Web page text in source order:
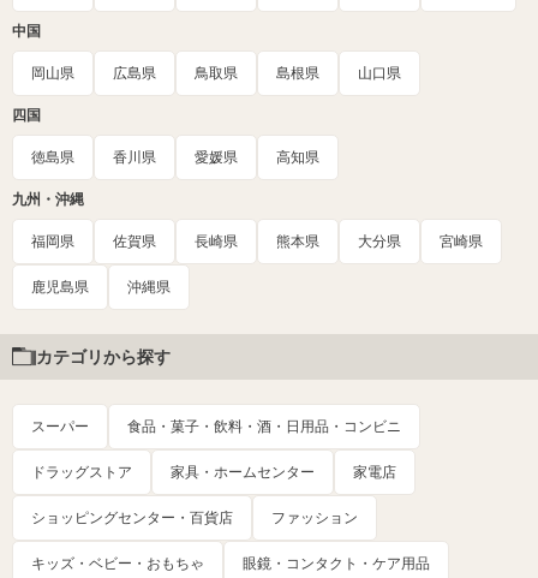
中国
岡山県 広島県 鳥取県 島根県 山口県
四国
徳島県 香川県 愛媛県 高知県
九州・沖縄
福岡県 佐賀県 長崎県 熊本県 大分県 宮崎県
鹿児島県 沖縄県
カテゴリから探す
スーパー 食品・菓子・飲料・酒・日用品・コンビニ
ドラッグストア 家具・ホームセンター 家電店
ショッピングセンター・百貨店 ファッション
キッズ・ベビー・おもちゃ 眼鏡・コンタクト・ケア用品